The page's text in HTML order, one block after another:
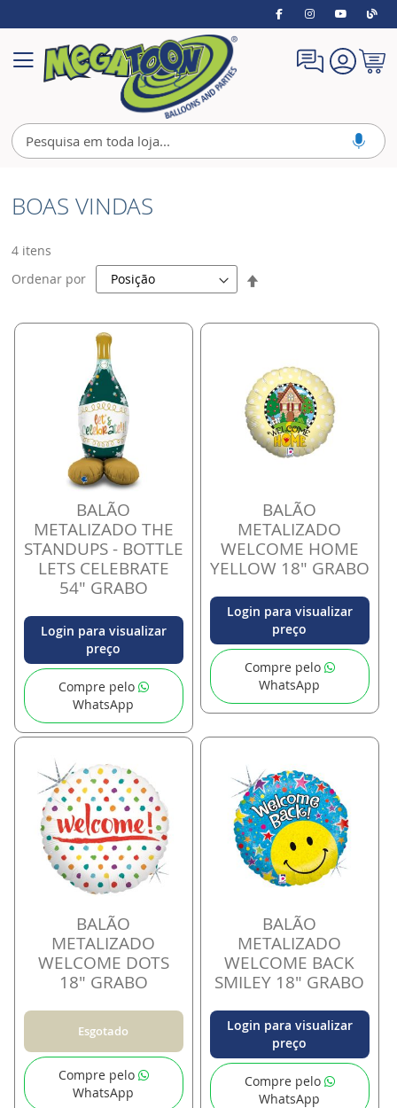
Alternar
Nav
Meu
BOAS VINDAS
4 itens
Ordenar por
BALÃO
METALIZADO THE
STANDUPS - BOTTLE
LETS CELEBRATE
54" GRABO
Login para visualizar
preço
Compre pelo
WhatsApp
BALÃO
METALIZADO
WELCOME HOME
YELLOW 18" GRABO
Login para visualizar
preço
Compre pelo
WhatsApp
BALÃO
METALIZADO
WELCOME DOTS
18" GRABO
Esgotado
Compre pelo
WhatsApp
BALÃO
METALIZADO
WELCOME BACK
SMILEY 18" GRABO
Login para visualizar
preço
Compre pelo
WhatsApp